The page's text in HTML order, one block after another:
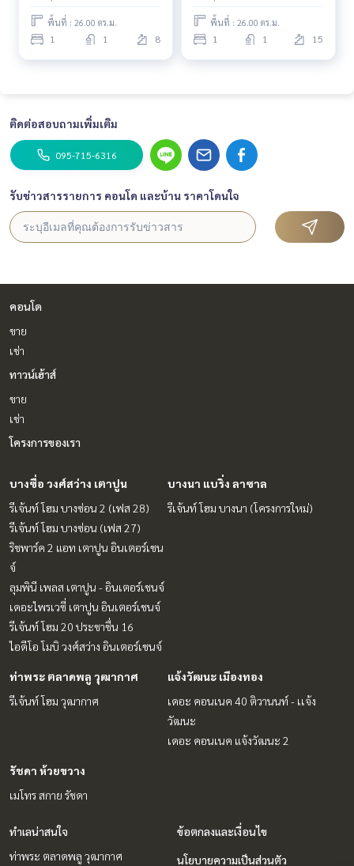
พื้นที่ : 26.00 ตร.ม.
1 1 8
พื้นที่ : 26.00 ตร.ม.
1 1 15
ติดต่อสอบถามเพิ่มเติม
095-715-6316
รับข่าวสารรายการ คอนโด และบ้าน ราคาโดนใจ
คอนโด
ขาย
เช่า
ทาวน์เฮ้าส์
ขาย
เช่า
โครงการของเรา
บางซื่อ วงศ์สว่าง เตาปูน
รีเจ้นท์ โฮม บางซ่อน 2 (เฟส 28)
รีเจ้นท์ โฮม บางซ่อน (เฟส 27)
ริชพาร์ค 2 แอท เตาปูน อินเตอร์เชน
จ์
ลุมพินี เพลส เตาปูน - อินเตอร์เชนจ์
เดอะไพรเวซี่ เตาปูน อินเตอร์เชนจ์
รีเจ้นท์ โฮม 20 ประชาชื่น 16
ไอดีโอ โมบิ วงศ์สว่าง อินเตอร์เชนจ์
บางนา แบริ่ง ลาซาล
รีเจ้นท์ โฮม บางนา (โครงการใหม่)
ท่าพระ ตลาดพลู วุฒากาศ
รีเจ้นท์ โฮม วุฒากาศ
แจ้งวัฒนะ เมืองทอง
เดอะ คอนเนค 40 ติวานนท์ - เเจ้ง
วัฒนะ
เดอะ คอนเนค แจ้งวัฒนะ 2
รัชดา ห้วยขวาง
เมโทร สกาย รัชดา
ทำเลน่าสนใจ
ท่าพระ ตลาดพลู วุฒากาศ
ข้อตกลงและเงื่อนไข
นโยบายความเป็นส่วนตัว